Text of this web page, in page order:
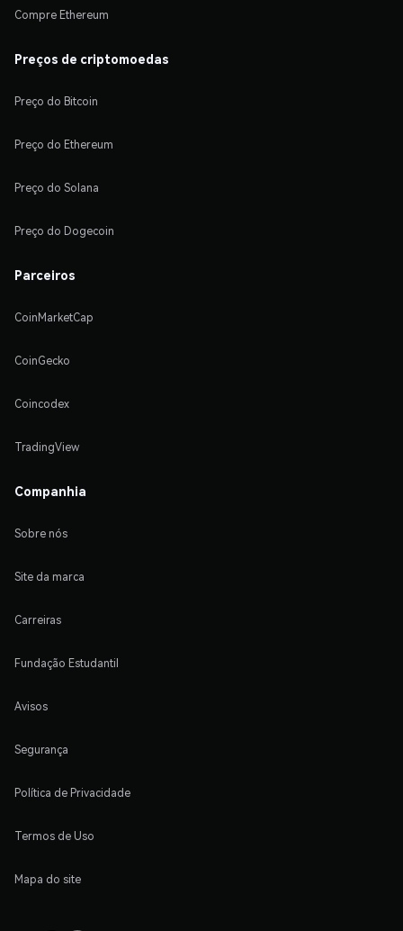
Compre Ethereum
Preços de criptomoedas
Preço do Bitcoin
Preço do Ethereum
Preço do Solana
Preço do Dogecoin
Parceiros
CoinMarketCap
CoinGecko
Coincodex
TradingView
Companhia
Sobre nós
Site da marca
Carreiras
Fundação Estudantil
Avisos
Segurança
Política de Privacidade
Termos de Uso
Mapa do site